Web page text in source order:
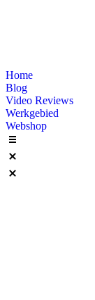
Home
Blog
Video Reviews
Werkgebied
Webshop